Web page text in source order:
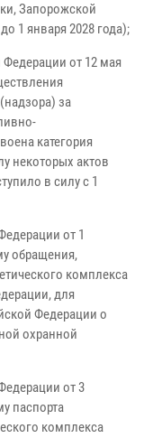
Запорожской
1 января 2028 года);
от 12 мая
за
категория
некоторых актов
в силу с 1
от 1
обращения,
комплекса
для
Федерации о
охранной
от 3
паспорта
комплекса